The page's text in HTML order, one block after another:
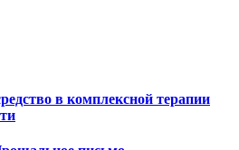
в комплексной терапии